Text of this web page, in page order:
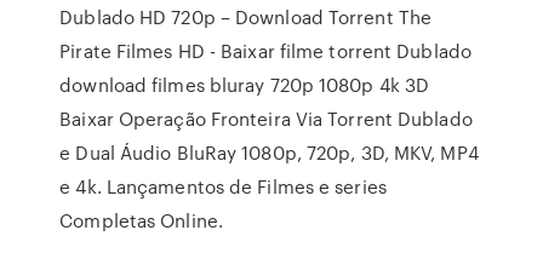
Dublado HD 720p – Download Torrent The
Pirate Filmes HD - Baixar filme torrent Dublado
download filmes bluray 720p 1080p 4k 3D
Baixar Operação Fronteira Via Torrent Dublado
e Dual Áudio BluRay 1080p, 720p, 3D, MKV, MP4
e 4k. Lançamentos de Filmes e series
Completas Online.